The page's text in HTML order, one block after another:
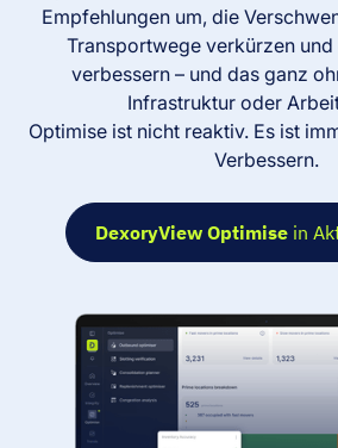
Empfehlungen um, die
Transportwege verkürzen
verbessern – und das ganz
Infrastruktur oder
Optimise ist nicht reaktiv. Es ist
Verbessern.
DexoryView Optimise in